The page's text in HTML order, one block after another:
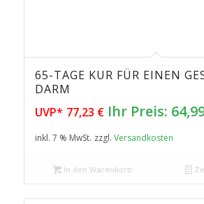
65-TAGE KUR FÜR EINEN
DARM
UVP* 77,23 €
war:
Ihr Preis:
inkl. 7 % MwSt. zzgl. Versandkosten
In den Warenkorb